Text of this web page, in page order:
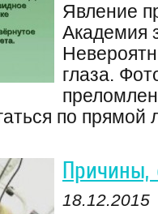
Явление
Академия
глаза.
по
Причины,
18.12.2015